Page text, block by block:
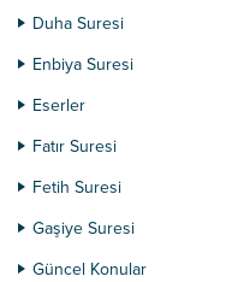
Duha Suresi
Enbiya Suresi
Eserler
Fatır Suresi
Fetih Suresi
Gaşiye Suresi
Güncel Konular